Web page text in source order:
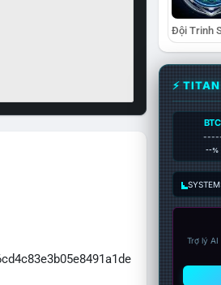
⚡
BTC
--%
Trợ lý